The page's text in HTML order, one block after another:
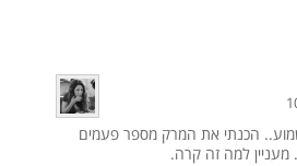
הכנתי את המרק מספר פעמים
למה זה קרה.